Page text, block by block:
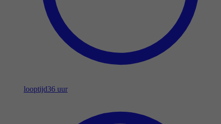
looptijd36 uur